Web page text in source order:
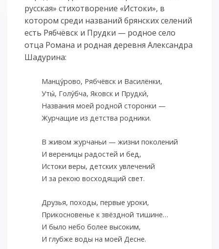
русская» стихотворение «Истоки», в
котором среди названий брянских селений
есть Рябчёвск и Прудки — родное село
отца Романа и родная деревня Александра
Шадурина:
Манцу́рово, Рябчёвск и Василёнки,
Уты́, Голу́бча, Яковск и Прудки́,
Названия моей родной сторонки —
Журчащие из детства родники.
В живом журчаньи — жизни поколений
И вереницы радостей и бед,
Истоки веры, детских увлечений
И за рекою восходящий свет.
Друзья, походы, первые уроки,
Прикосновенье к звёздной тишине…
И было небо более высоким,
И глубже воды на моей Десне.